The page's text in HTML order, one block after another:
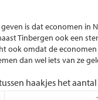
is dat economen in
Tinbergen ook een
ook omdat de
dan wel iets van ze
haakjes het